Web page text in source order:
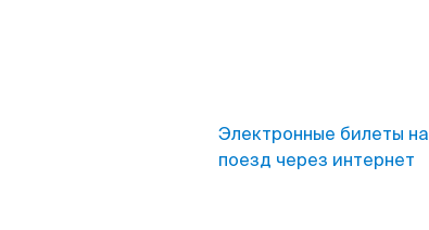
Электронные билеты на
поезд через интернет